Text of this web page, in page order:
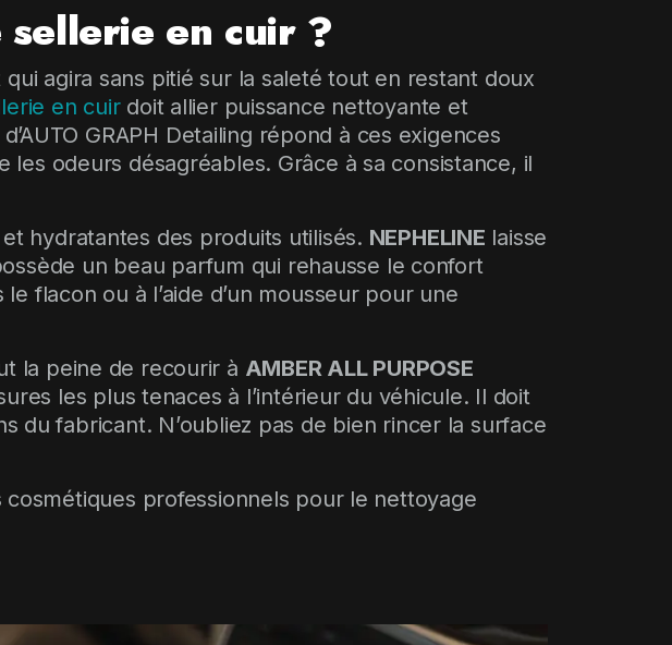
sellerie en cuir ?
agira sans pitié sur la saleté tout en restant doux
en cuirdoit allier puissance nettoyante et
d’AUTO GRAPH Detailing répond à ces exigences
odeurs désagréables. Grâce à sa consistance, il
hydratantes des produits utilisés. NEPHELINE laisse
un beau parfum qui rehausse le confort
flacon ou à l’aide d’un mousseur pour une
la peine de recourir à AMBER ALL PURPOSE
les plus tenaces à l’intérieur du véhicule. Il doit
du fabricant. N’oubliez pas de bien rincer la surface
professionnels pour le nettoyage